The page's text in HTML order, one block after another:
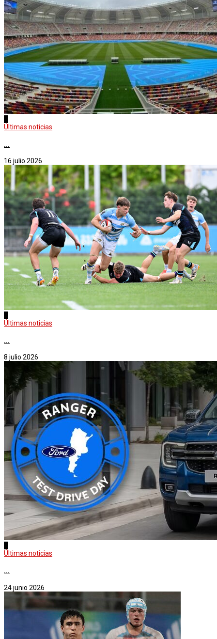
Últimas noticias
...
16 julio 2026
Últimas noticias
...
8 julio 2026
Últimas noticias
...
24 junio 2026